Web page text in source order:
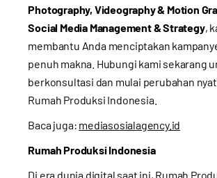
Photography, Videography & Motion
Social Media Management & Strategy,
membantu Anda menciptakan
penuh makna. Hubungi kami sekarang
berkonsultasi dan mulai perubahan
Rumah Produksi Indonesia.
Baca juga: mediasosialagency.id
Rumah Produksi Indonesia
Di era dunia digital saat ini, Rumah